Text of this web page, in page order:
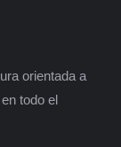
orientada a
todo el